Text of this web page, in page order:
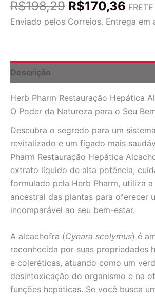
Hepática
30ml
Sistema
Digestivo
Fígado
quantidade
R$198,29 O
preço
R$198,29.
R$170,36 O
Enviado pelos Correios. Entrega em
Descrição
Herb Pharm Restauração Hepática
O Poder da Natureza para o Seu
Descubra o segredo para um
revitalizado e um fígado mais
Pharm Restauração Hepática
extrato líquido de alta potência,
formulado pela Herb Pharm, utiliza
ancestral das plantas para oferecer
incomparável ao seu bem-estar.
A alcachofra (Cynara scolymus) é
reconhecida por suas propriedades
e coleréticas, atuando como um
desintoxicação do organismo e na
funções hepáticas. Se você busca